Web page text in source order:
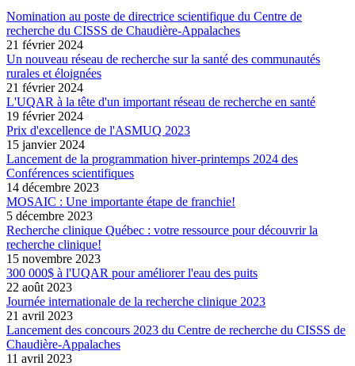
Nomination au poste de directrice scientifique du Centre de
recherche du CISSS de Chaudière-Appalaches
21 février 2024
Un nouveau réseau de recherche sur la santé des communautés
rurales et éloignées
21 février 2024
L'UQAR à la tête d'un important réseau de recherche en santé
19 février 2024
Prix d'excellence de l'ASMUQ 2023
15 janvier 2024
Lancement de la programmation hiver-printemps 2024 des
Conférences scientifiques
14 décembre 2023
MOSAIC : Une importante étape de franchie!
5 décembre 2023
Recherche clinique Québec : votre ressource pour découvrir la
recherche clinique!
15 novembre 2023
300 000$ à l'UQAR pour améliorer l'eau des puits
22 août 2023
Journée internationale de la recherche clinique 2023
21 avril 2023
Lancement des concours 2023 du Centre de recherche du CISSS de
Chaudière-Appalaches
11 avril 2023